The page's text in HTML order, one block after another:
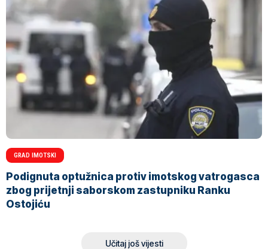
GRAD IMOTSKI
Podignuta optužnica protiv imotskog vatrogasca
zbog prijetnji saborskom zastupniku Ranku
Ostojiću
Učitaj još vijesti